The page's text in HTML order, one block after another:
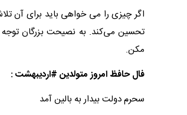
اگر چیزی را می خواهی باید برای آن
تحسین می‌کند. به نصیحت بزرگان
مکن.
فال حافظ امروز متولدین #اردیبهشت :
سحرم دولت بیدار به بالین آمد